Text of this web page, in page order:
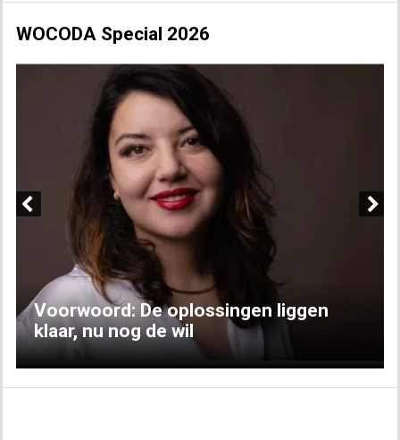
WOCODA Special 2026
Voorwoord: De oplossingen liggen
klaar, nu nog de wil